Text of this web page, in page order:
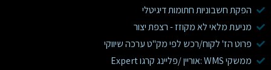
הפקת חשבוניות חתומות דיגיטלי
מניעת מלאי לא מקוזז - רצפת יצור
פרוט הז' לקוח/רכש לפי מק"ט ערכה שיווקי
ממשקי WMS :אוריין /פליינג קרגו Expert